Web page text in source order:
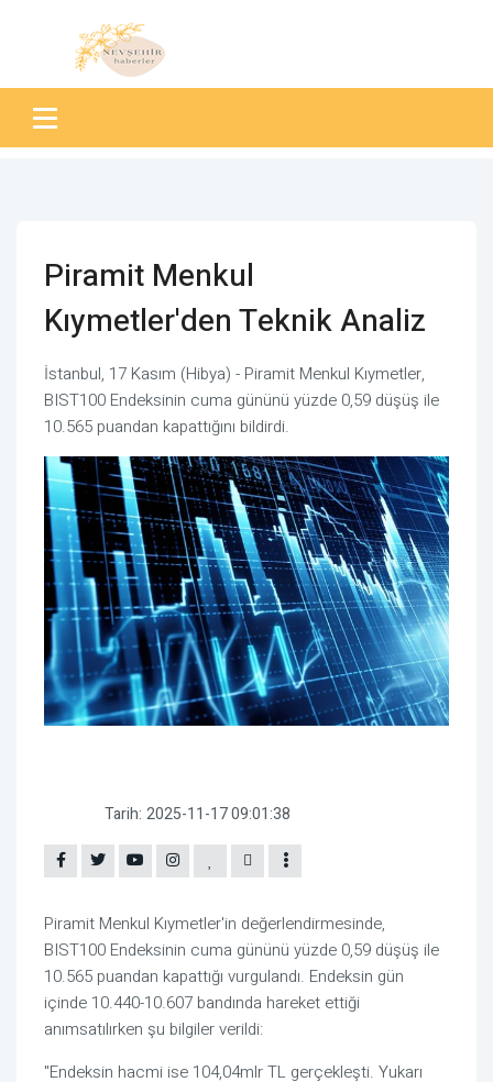
Piramit Menkul
Kıymetler'den Teknik Analiz
İstanbul, 17 Kasım (Hibya) - Piramit Menkul Kıymetler,
BIST100 Endeksinin cuma gününü yüzde 0,59 düşüş ile
10.565 puandan kapattığını bildirdi.
Tarih: 2025-11-17 09:01:38
Piramit Menkul Kıymetler'in değerlendirmesinde,
BIST100 Endeksinin cuma gününü yüzde 0,59 düşüş ile
10.565 puandan kapattığı vurgulandı. Endeksin gün
içinde 10.440-10.607 bandında hareket ettiği
anımsatılırken şu bilgiler verildi:
"Endeksin hacmi ise 104,04mlr TL gerçekleşti. Yukarı